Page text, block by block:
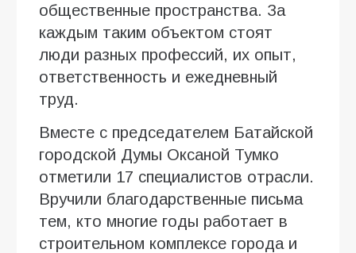
общественные пространства. За
каждым таким объектом стоят
люди разных профессий, их опыт,
ответственность и ежедневный
труд.
Вместе с председателем Батайской
городской Думы Оксаной Тумко
отметили 17 специалистов отрасли.
Вручили благодарственные письма
тем, кто многие годы работает в
строительном комплексе города и